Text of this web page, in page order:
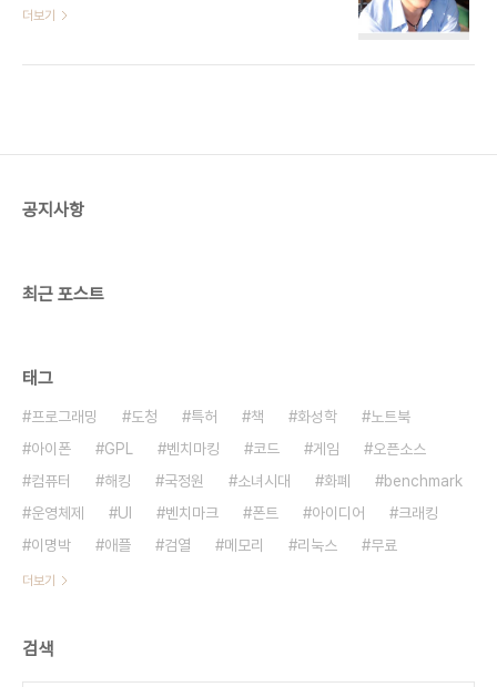
금연을 시작하자 몸무게가 80Kg을 넘어 다이어트
출연하며 낙지로 불렸다. 현재는 7월에 들어가는 드
더보기
공지사항
최근 포스트
태그
프로그래밍 도청 특허 책 화성학
노트북
아이폰
GPL 벤치마킹 코드 게임
오픈소스
컴퓨터
해킹 국정원 소녀시대 화폐
benchmark
운영체제
UI 벤치마크 폰트 아이디어
크래킹
이명박
애플 검열 메모리 리눅스 무료
더보기
검색